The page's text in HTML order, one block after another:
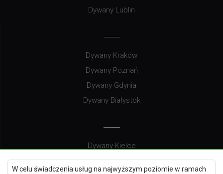
W celu świadczenia usług na najwyższym poziomie w ramach
Dywany Lublin
Dywany Kraków
Dywany Poznań
Dywany Gdynia
Dywany Białystok
Dywany Kielce
Dywany Gdańsk